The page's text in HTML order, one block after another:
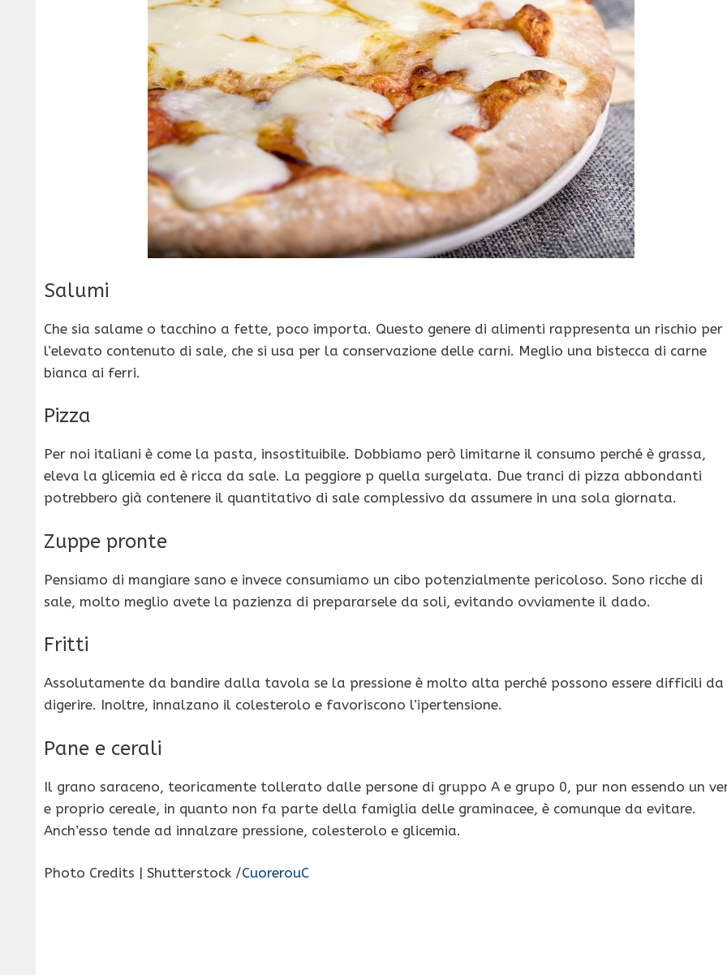
Salumi
Che sia salame o tacchino a fette, poco importa. Questo genere di alimenti rappresenta un rischio per
l’elevato contenuto di sale, che si usa per la conservazione delle carni. Meglio una bistecca di carne
bianca ai ferri.
Pizza
Per noi italiani è come la pasta, insostituibile. Dobbiamo però limitarne il consumo perché è grassa,
eleva la glicemia ed è ricca da sale. La peggiore p quella surgelata. Due tranci di pizza abbondanti
potrebbero già contenere il quantitativo di sale complessivo da assumere in una sola giornata.
Zuppe pronte
Pensiamo di mangiare sano e invece consumiamo un cibo potenzialmente pericoloso. Sono ricche di
sale, molto meglio avete la pazienza di prepararsele da soli, evitando ovviamente il dado.
Fritti
Assolutamente da bandire dalla tavola se la pressione è molto alta perché possono essere difficili da
digerire. Inoltre, innalzano il colesterolo e favoriscono l’ipertensione.
Pane e cerali
Il grano saraceno, teoricamente tollerato dalle persone di gruppo A e grupo 0, pur non essendo un
e proprio cereale, in quanto non fa parte della famiglia delle graminacee, è comunque da evitare.
Anch’esso tende ad innalzare pressione, colesterolo e glicemia.
Photo Credits | Shutterstock /CuorerouC